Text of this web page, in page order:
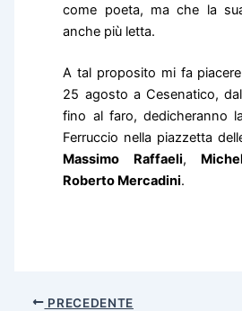
come poeta, ma che la
anche più letta.
A tal proposito mi fa
25 agosto a Cesenatico,
fino al faro, dedicheranno
Ferruccio nella piazzetta
Massimo Raffaeli,
Roberto Mercadini.
PRECEDENTE